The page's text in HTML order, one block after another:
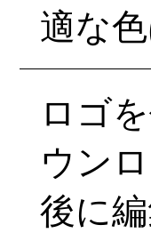
適な
ロゴ
ウン
後に